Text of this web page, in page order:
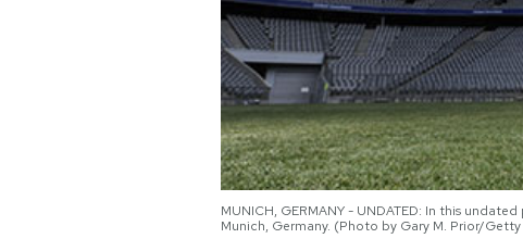
MUNICH, GERMANY - UNDATED: In this
Munich, Germany. (Photo by Gary M. Prior/